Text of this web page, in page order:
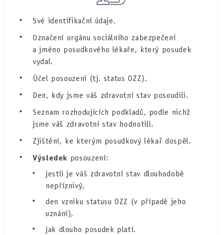
Své identifikační údaje.
Označení orgánu sociálního zabezpečení
a jméno posudkového lékaře, který posudek
vydal.
Účel posouzení (tj. status OZZ).
Den, kdy jsme váš zdravotní stav posoudili.
Seznam rozhodujících podkladů, podle nichž
jsme váš zdravotní stav hodnotili.
Zjištění, ke kterým posudkový lékař dospěl.
Výsledek posouzení:
jestli je váš zdravotní stav dlouhodobě
nepříznivý,
den vzniku statusu OZZ (v případě jeho
uznání),
jak dlouho posudek platí.